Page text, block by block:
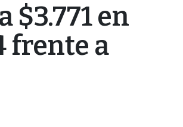
$3.771 en
frente a